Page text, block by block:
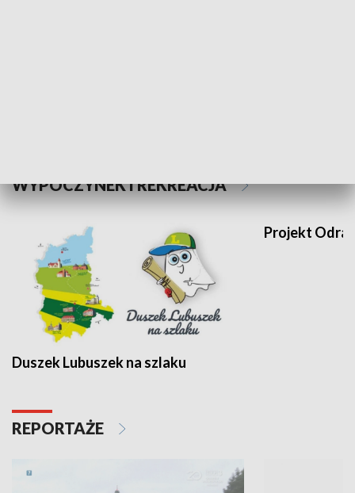
WYPOCZYNEK I REKREACJA
Duszek Lubuszek na szlaku
Projekt Odra
REPORTAŻE